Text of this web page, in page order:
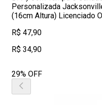
Personalizada
(16cm Altura) Licenciado
R$ 47,90
R$ 34,90
29% OFF